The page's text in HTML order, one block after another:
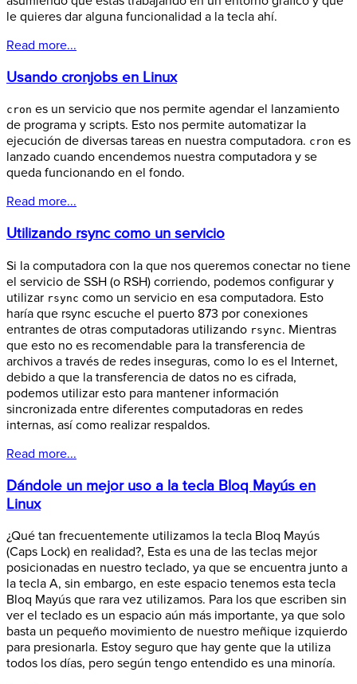
le quieres dar alguna funcionalidad a la tecla ahí.
Read more...
Usando cronjobs en Linux
cron es un servicio que nos permite agendar el lanzamiento
de programa y scripts. Esto nos permite automatizar la
ejecución de diversas tareas en nuestra computadora. cron es
lanzado cuando encendemos nuestra computadora y se
queda funcionando en el fondo.
Read more...
Utilizando rsync como un servicio
Si la computadora con la que nos queremos conectar no tiene
el servicio de SSH (o RSH) corriendo, podemos configurar y
utilizar rsync como un servicio en esa computadora. Esto
haría que rsync escuche el puerto 873 por conexiones
entrantes de otras computadoras utilizando rsync. Mientras
que esto no es recomendable para la transferencia de
archivos a través de redes inseguras, como lo es el Internet,
debido a que la transferencia de datos no es cifrada,
podemos utilizar esto para mantener información
sincronizada entre diferentes computadoras en redes
internas, así como realizar respaldos.
Read more...
Dándole un mejor uso a la tecla Bloq Mayús en
Linux
¿Qué tan frecuentemente utilizamos la tecla Bloq Mayús
(Caps Lock) en realidad?, Esta es una de las teclas mejor
posicionadas en nuestro teclado, ya que se encuentra junto a
la tecla A, sin embargo, en este espacio tenemos esta tecla
Bloq Mayús que rara vez utilizamos. Para los que escriben sin
ver el teclado es un espacio aún más importante, ya que solo
basta un pequeño movimiento de nuestro meñique izquierdo
para presionarla. Estoy seguro que hay gente que la utiliza
todos los días, pero según tengo entendido es una minoría.